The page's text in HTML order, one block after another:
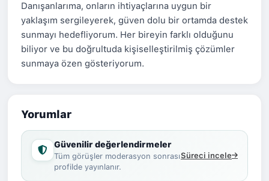
Danışanlarıma, onların ihtiyaçlarına uygun bir
yaklaşım sergileyerek, güven dolu bir ortamda destek
sunmayı hedefliyorum. Her bireyin farklı olduğunu
biliyor ve bu doğrultuda kişiselleştirilmiş çözümler
sunmaya özen gösteriyorum.
Yorumlar
Güvenilir değerlendirmeler
Tüm görüşler moderasyon sonrası
profilde yayınlanır.
Süreci incele